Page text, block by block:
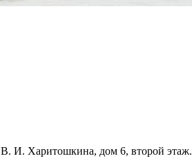
В. И. Харитошкина, дом 6, второй этаж.